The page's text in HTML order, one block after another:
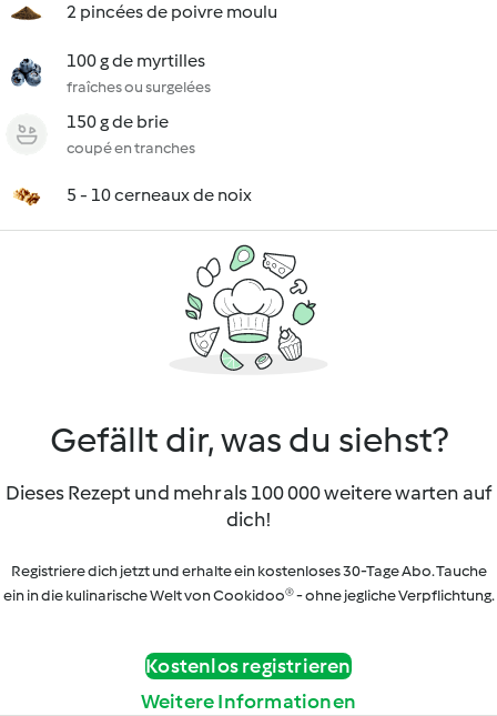
2 pincées de poivre moulu
100 g de myrtilles
fraîches ou surgelées
150 g de brie
coupé en tranches
5 - 10 cerneaux de noix
Gefällt dir, was du siehst?
Dieses Rezept und mehr als 100 000 weitere warten auf
dich!
Registriere dich jetzt und erhalte ein kostenloses 30-Tage Abo. Tauche
ein in die kulinarische Welt von Cookidoo® - ohne jegliche Verpflichtung.
Kostenlos registrieren
Weitere Informationen